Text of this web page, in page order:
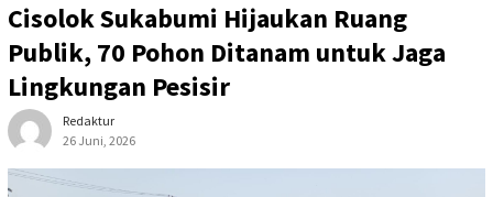
Cisolok Sukabumi Hijaukan Ruang
Publik, 70 Pohon Ditanam untuk Jaga
Lingkungan Pesisir
Redaktur
26 Juni, 2026